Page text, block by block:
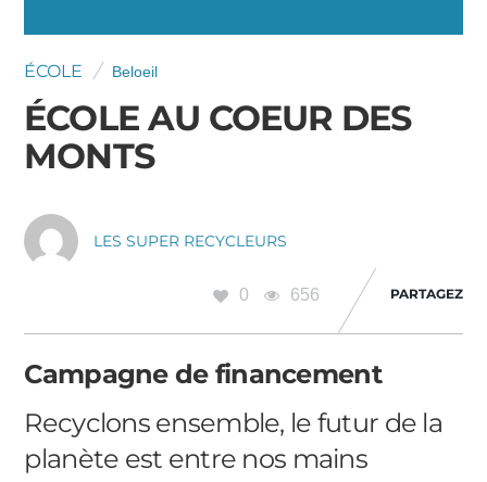
ÉCOLE Beloeil
ÉCOLE AU COEUR DES
MONTS
LES SUPER RECYCLEURS
0 656 PARTAGEZ
Campagne de financement
Recyclons ensemble, le futur de la
planète est entre nos mains